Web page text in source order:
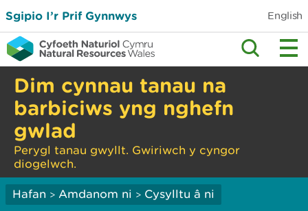
Sgipio I’r Prif Gynnwys English
Dim cynnau tanau na
barbiciws yng nghefn
gwlad
Perygl tanau gwyllt. Gwiriwch y cyngor
diogelwch.
Hafan > Amdanom ni > Cysylltu â ni